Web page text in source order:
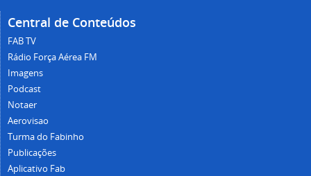
Central de Conteúdos
FAB TV
Rádio Força Aérea FM
Imagens
Podcast
Notaer
Aerovisao
Turma do Fabinho
Publicações
Aplicativo Fab